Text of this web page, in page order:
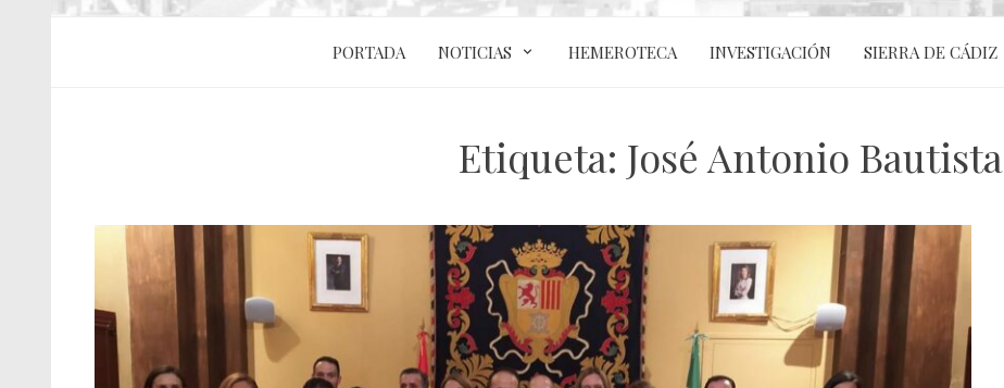
PORTADA NOTICIAS HEMEROTECA INVESTIGACIÓN SIERRA DE CÁDIZ
Etiqueta: José Antonio Bautista